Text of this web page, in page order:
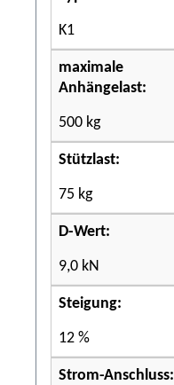
K1
maximale
Anhängelast:
500 kg
Stützlast:
75 kg
D-Wert:
9,0 kN
Steigung:
12 %
Strom-Anschluss: